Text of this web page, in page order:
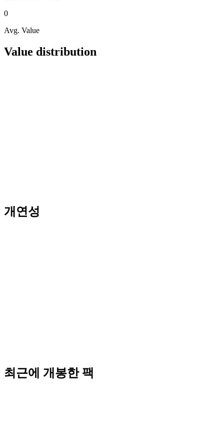
0
Avg. Value
Value distribution
개연성
최근에 개봉한 팩